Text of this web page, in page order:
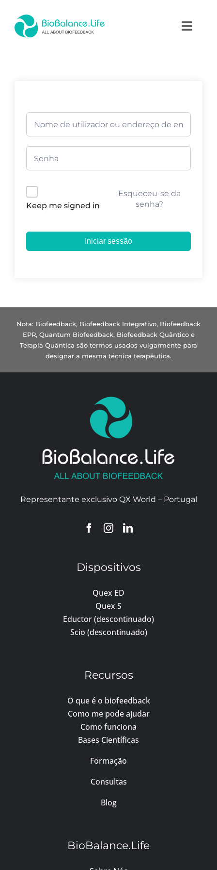
content
Produtos
Blog
Contactos
Keep me signed in
Esqueceu-se da
senha?
Iniciar sessão
Nota: Biofeedback, Biofeedback Integrativo, Biofeedback
EPR, Quantum Biofeedback, Biofeedback Quântico e
Terapia Quântica são termos usados vulgarmente para
designar a mesma técnica terapêutica.
Representante exclusivo QX World – Portugal
Dispositivos
Quex ED
Quex S
Eductor (descontinuado)
Scio (descontinuado)
Recursos
O que é o biofeedback
Como me pode ajudar
Como funciona
Bases Científicas
Formação
Consultas
Blog
BioBalance.Life